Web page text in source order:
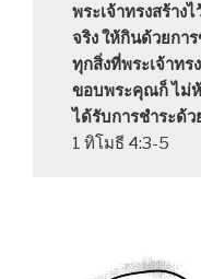
พระเจ้าทรงสร้าง
จริง ให้กินด้วยกา
ทุกสิ่งที่พระเจ้าทร
ขอบพระคุณก็ ไม่ห้
ได้รับการชำระด้
1 ทิโมธี 4:3-5